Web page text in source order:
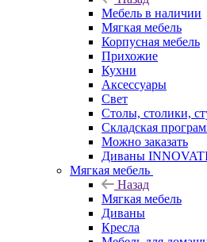
Мебель в наличии
Мягкая мебель
Корпусная мебель
Прихожие
Кухни
Аксессуары
Свет
Столы, столики,
Складская
Можно заказать
Диваны
Мягкая мебель
Назад
Мягкая мебель
Диваны
Кресла